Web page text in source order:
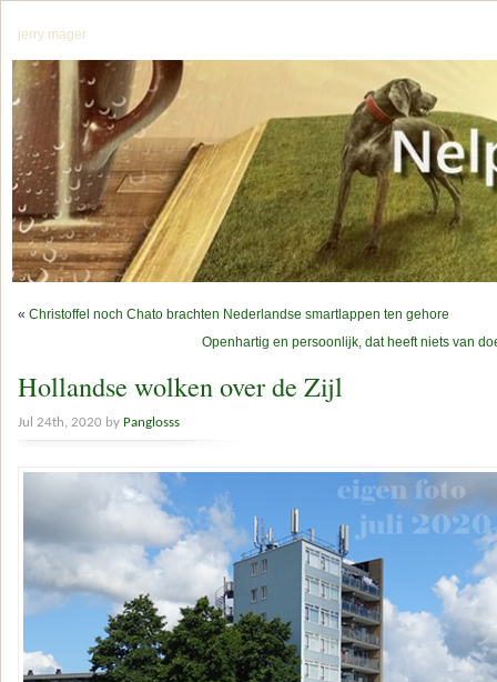
jerry mager
« Christoffel noch Chato brachten Nederlandse smartlappen ten gehore
Openhartig en persoonlijk, dat heeft niets van
Hollandse wolken over de Zijl
Jul 24th, 2020 by Panglosss